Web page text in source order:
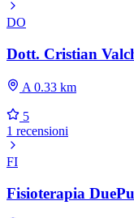
DO
Dott. Cristian
A 0.33 km
5
1 recensioni
FI
Fisioterapia